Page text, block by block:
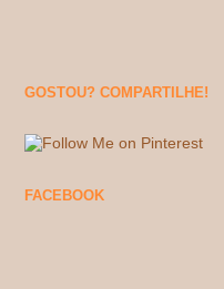
GOSTOU? COMPARTILHE!
FACEBOOK